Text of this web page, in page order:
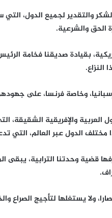
والتقدير لجميع الدول،
الحق والشرعية.
بقيادة صديقنا فخامة
وخاصة فرنسا، على
العربية والإفريقية الشقيقة،
مختلف الدول عبر العالم، التي
قضية وحدتنا الترابية،
ولا يستغلها لتأجيج الصراع